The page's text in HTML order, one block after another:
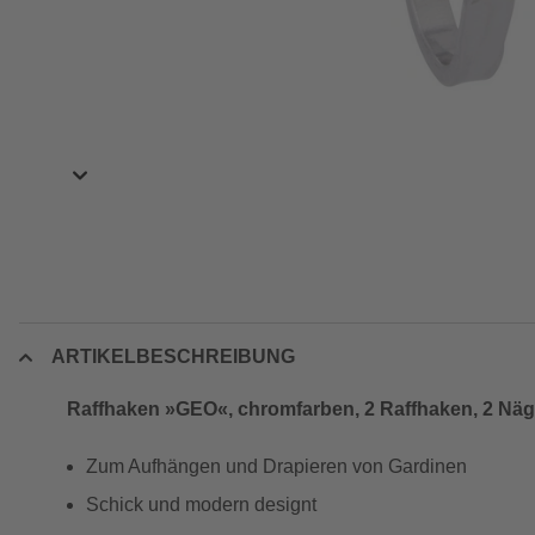
ARTIKELBESCHREIBUNG
Raffhaken »GEO«, chromfarben, 2 Raffhaken, 2
Zum Aufhängen und Drapieren von Gardinen
Schick und modern designt